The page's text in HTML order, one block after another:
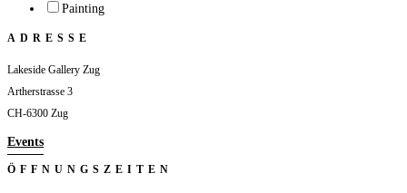
Painting
ADRESSE
Lakeside Gallery Zug
Artherstrasse 3
CH-6300 Zug
Events
ÖFFNUNGSZEITEN